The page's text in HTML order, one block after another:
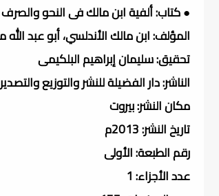
● كتاب: ألفية ابن مالك فى النحو والصرف
المؤلف: ابن مالك الأندلسي، أبو عبد الله
تحقيق: سليمان إبراهيم البلكيمى
الناشر: دار الفضيلة للنشر والتوزيع والتصدير
مكان النشر: بيروت
تاريخ النشر: 2013م
رقم الطبعة: الأولى
عدد الأجزاء: 1